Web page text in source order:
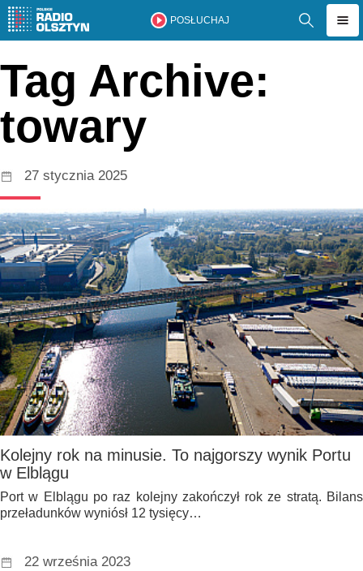
POSŁUCHAJ
Tag Archive:
towary
27 stycznia 2025
Kolejny rok na minusie. To najgorszy wynik Portu
w Elblągu
Port w Elblągu po raz kolejny zakończył rok ze stratą. Bilans
przeładunków wyniósł 12 tysięcy…
22 września 2023